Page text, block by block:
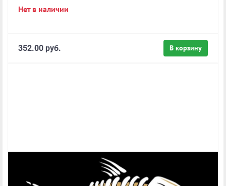
Нет в наличии
В корзину
352.00 руб.